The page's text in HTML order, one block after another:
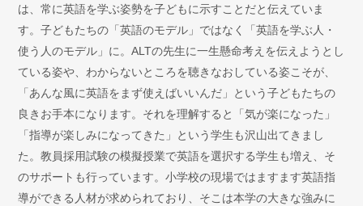
は、常に英語を学ぶ姿勢を子どもに示すことだと伝えていま
す。子どもたちの「英語のモデル」ではなく「英語を学ぶ人・
使う人のモデル」に。ALTの先生に一生懸命考えを伝えようとし
ている姿や、わからないところを聴きなおしている姿こそが、
「あんな風に英語をまず使えばいいんだ」という子どもたちの
良きお手本になります。それを理解すると「気が楽になった」
「指導が楽しみになってきた」という学生も沢山出てきまし
た。教員採用試験の模擬授業で英語を選択する学生も増え、そ
のサポートも行っています。小学校の現場ではますます英語指
導ができる人材が求められており、そこは本学の大きな強みに